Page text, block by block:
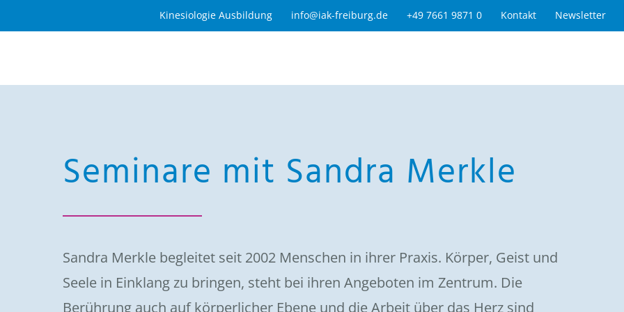
Inhalt
Kinesiologie Ausbildung info@iak-freiburg.de +49 7661 9871 0 Kontakt Newsletter
Seminare mit Sandra Merkle
Sandra Merkle begleitet seit 2002 Menschen in ihrer Praxis. Körper, Geist und
Seele in Einklang zu bringen, steht bei ihren Angeboten im Zentrum. Die
Berührung auch auf körperlicher Ebene und die Arbeit über das Herz sind